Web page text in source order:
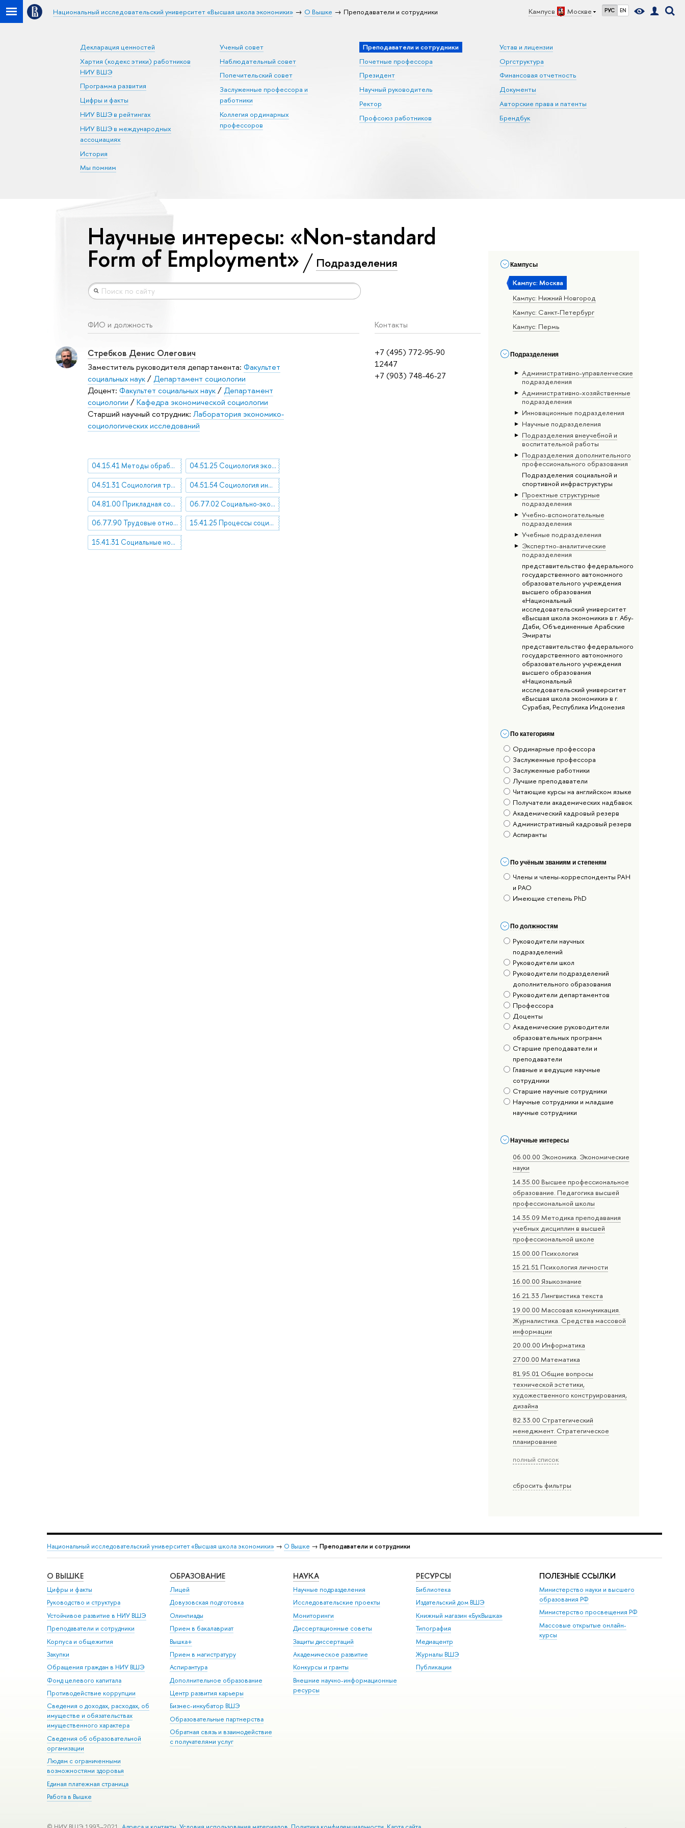
Кампус в Москве РУС EN
Национальный исследовательский университет «Высшая школа экономики» О Вышке Преподаватели и сотрудники
Декларация ценностей
Хартия (кодекс этики) работников
НИУ ВШЭ
Программа развития
Цифры и факты
НИУ ВШЭ в рейтингах
НИУ ВШЭ в международных
ассоциациях
История
Мы помним
Ученый совет
Наблюдательный совет
Попечительский совет
Заслуженные профессора и
работники
Коллегия ординарных
профессоров
Преподаватели и сотрудники
Почетные профессора
Президент
Научный руководитель
Ректор
Профсоюз работников
Устав и лицензии
Оргструктура
Финансовая отчетность
Документы
Авторские права и патенты
Брендбук
Кампусы
Кампус: Москва
Кампус: Нижний Новгород
Кампус: Санкт-Петербург
Кампус: Пермь
Подразделения
Административно-управленческие
подразделения
Административно-хозяйственные
подразделения
Инновационные подразделения
Научные подразделения
Подразделения внеучебной и
воспитательной работы
Подразделения дополнительного
профессионального образования
Подразделения социальной и
спортивной инфраструктуры
Проектные структурные
подразделения
Учебно-вспомогательные
подразделения
Учебные подразделения
Экспертно-аналитические
подразделения
представительство федерального
государственного автономного
образовательного учреждения
высшего образования
«Национальный
исследовательский университет
«Высшая школа экономики» в г. Абу-
Даби, Объединенные Арабские
Эмираты
представительство федерального
государственного автономного
образовательного учреждения
высшего образования
«Национальный
исследовательский университет
«Высшая школа экономики» в г.
Сурабая, Республика Индонезия
По категориям
Ординарные профессора
Заслуженные профессора
Заслуженные работники
Лучшие преподаватели
Читающие курсы на английском языке
Получатели академических надбавок
Академический кадровый резерв
Административный кадровый резерв
Аспиранты
По учёным званиям и степеням
Члены и члены-корреспонденты РАН
и РАО
Имеющие степень PhD
По должностям
Руководители научных
подразделений
Руководители школ
Руководители подразделений
дополнительного образования
Руководители департаментов
Профессора
Доценты
Академические руководители
образовательных программ
Старшие преподаватели и
преподаватели
Главные и ведущие научные
сотрудники
Старшие научные сотрудники
Научные сотрудники и младшие
научные сотрудники
Научные интересы
06.00.00 Экономика. Экономические
науки
14.35.00 Высшее профессиональное
образование. Педагогика высшей
профессиональной школы
14.35.09 Методика преподавания
учебных дисциплин в высшей
профессиональной школе
15.00.00 Психология
15.21.51 Психология личности
16.00.00 Языкознание
16.21.33 Лингвистика текста
19.00.00 Массовая коммуникация.
Журналистика. Средства массовой
информации
20.00.00 Информатика
27.00.00 Математика
81.95.01 Общие вопросы
технической эстетики,
художественного конструирования,
дизайна
82.33.00 Стратегический
менеджмент. Стратегическое
планирование
полный список
сбросить фильтры
Научные интересы: «Non-standard
Form of Employment» Подразделения
ФИО и должность Контакты
+7 (495) 772-95-90
12447
+7 (903) 748-46-27
Стребков Денис Олегович
Заместитель руководителя департамента: Факультет
социальных наук/Департамент социологии
Доцент: Факультет социальных наук/Департамент
социологии /Кафедра экономической социологии
Старший научный сотрудник: Лаборатория экономико-
социологических исследований
04.15.41 Методы обработки и анализа социологической информации 04.51.25 Социология экономики
04.51.31 Социология труда, профессий и занятий 04.51.54 Социология информации и коммуникации
04.81.00 Прикладная социология 06.77.02 Социально-экономические проблемы труда
06.77.90 Трудовые отношения 15.41.25 Процессы социализации
15.41.31 Социальные нормы и ценности
Национальный исследовательский университет «Высшая школа экономики» → О Вышке → Преподаватели и сотрудники
О ВЫШКЕ
Цифры и факты
Руководство и структура
Устойчивое развитие в НИУ ВШЭ
Преподаватели и сотрудники
Корпуса и общежития
Закупки
Обращения граждан в НИУ ВШЭ
Фонд целевого капитала
Противодействие коррупции
Сведения о доходах, расходах, об
имуществе и обязательствах
имущественного характера
Сведения об образовательной
организации
Людям с ограниченными
возможностями здоровья
Единая платежная страница
Работа в Вышке
ОБРАЗОВАНИЕ
Лицей
Довузовская подготовка
Олимпиады
Прием в бакалавриат
Вышка+
Прием в магистратуру
Аспирантура
Дополнительное образование
Центр развития карьеры
Бизнес-инкубатор ВШЭ
Образовательные партнерства
Обратная связь и взаимодействие
с получателями услуг
НАУКА
Научные подразделения
Исследовательские проекты
Мониторинги
Диссертационные советы
Защиты диссертаций
Академическое развитие
Конкурсы и гранты
Внешние научно-информационные
ресурсы
РЕСУРСЫ
Библиотека
Издательский дом ВШЭ
Книжный магазин «БукВышка»
Типография
Медиацентр
Журналы ВШЭ
Публикации
ПОЛЕЗНЫЕ ССЫЛКИ
Министерство науки и высшего
образования РФ
Министерство просвещения РФ
Массовые открытые онлайн-
курсы